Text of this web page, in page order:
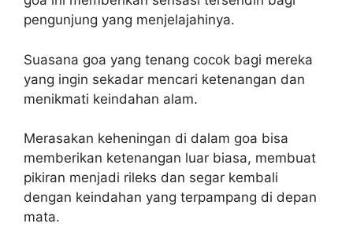
pengunjung yang menjelajahinya.
Suasana goa yang tenang cocok bagi mereka
yang ingin sekadar mencari ketenangan dan
menikmati keindahan alam.
Merasakan keheningan di dalam goa bisa
memberikan ketenangan luar biasa, membuat
pikiran menjadi rileks dan segar kembali
dengan keindahan yang terpampang di depan
mata.